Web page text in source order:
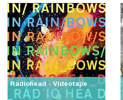
Radiohead - Videotape